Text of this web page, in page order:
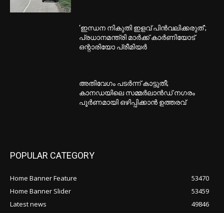
‘ഇന്ധന നികുതി ഇളവ് പിൻവലിക്കരുത്’;
പ്രധാനമന്ത്രി മാർക്ക് കാർണിയോട്
ഒന്റാരിയോ പ്രീമിയർ
അതിവേഗം പടർന്ന് കാട്ടുതീ;
കാനഡയിലെ സമ്മർലാൻഡ് നഗരം
പൂർണമായി ഒഴിപ്പിക്കാൻ ഉത്തരവ്
POPULAR CATEGORY
Home Banner Feature
53470
Home Banner Slider
53459
Latest news
49846